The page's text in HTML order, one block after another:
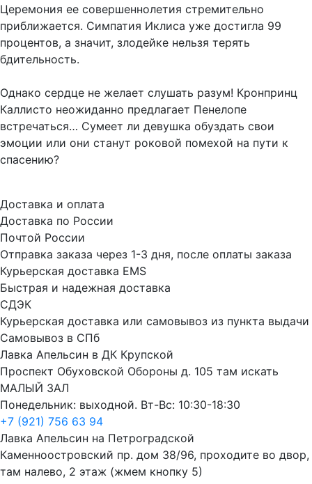
Церемония ее совершеннолетия стремительно
приближается. Симпатия Иклиса уже достигла 99
процентов, а значит, злодейке нельзя терять
бдительность.
Однако сердце не желает слушать разум! Кронпринц
Каллисто неожиданно предлагает Пенелопе
встречаться… Сумеет ли девушка обуздать свои
эмоции или они станут роковой помехой на пути к
спасению?
Доставка и оплата
Доставка по России
Почтой России
Отправка заказа через 1-3 дня, после оплаты заказа
Курьерская доставка EMS
Быстрая и надежная доставка
СДЭК
Курьерская доставка или самовывоз из пункта выдачи
Самовывоз в СПб
Лавка Апельсин в ДК Крупской
Проспект Обуховской Обороны д. 105 там искать
МАЛЫЙ ЗАЛ
Понедельник: выходной. Вт-Вс: 10:30-18:30
+7 (921) 756 63 94
Лавка Апельсин на Петроградской
Каменноостровский пр. дом 38/96, проходите во двор,
там налево, 2 этаж (жмем кнопку 5)